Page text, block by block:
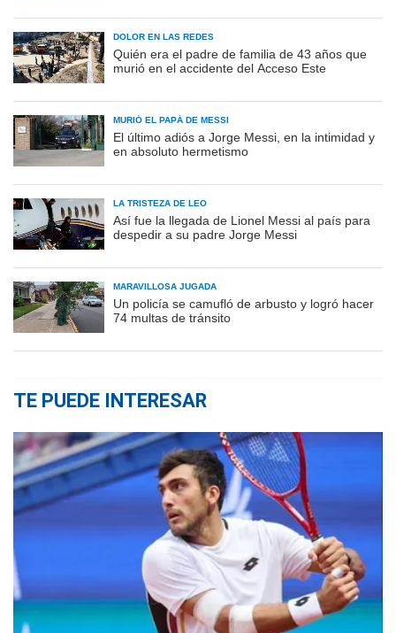
DOLOR EN LAS REDES
Quién era el padre de familia de 43 años que
murió en el accidente del Acceso Este
MURIÓ EL PAPÁ DE MESSI
El último adiós a Jorge Messi, en la intimidad y
en absoluto hermetismo
LA TRISTEZA DE LEO
Así fue la llegada de Lionel Messi al país para
despedir a su padre Jorge Messi
MARAVILLOSA JUGADA
Un policía se camufló de arbusto y logró hacer
74 multas de tránsito
TE PUEDE INTERESAR